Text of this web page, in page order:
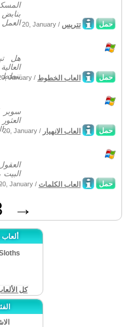
حمل 20, January / تتريس
هل
تنطط
حمل January / العاب الخطوط
سوبر
الثلاثة او اكثر من مثل لون...
حمل 20, January / العاب الانهيار
البيت
وتجلب
حمل January / العاب الكلمات
→
ألعاب
كل